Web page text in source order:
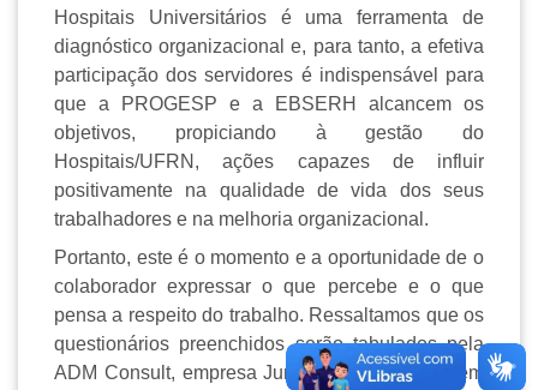
Hospitais Universitários é uma ferramenta de
diagnóstico organizacional e, para tanto, a efetiva
participação dos servidores é indispensável para
que a PROGESP e a EBSERH alcancem os
objetivos, propiciando à gestão do
Hospitais/UFRN, ações capazes de influir
positivamente na qualidade de vida dos seus
trabalhadores e na melhoria organizacional.
Portanto, este é o momento e a oportunidade de o
colaborador expressar o que percebe e o que
pensa a respeito do trabalho. Ressaltamos que os
questionários preenchidos serão tabulados pela
ADM Consult, empresa Junior de Consultoria em